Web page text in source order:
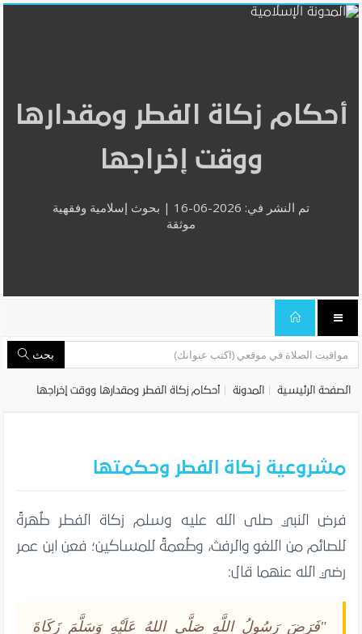
أحكام زكاة الفطر ومقدارها
ووقت إخراجها
تم النشر في: 2026-06-16 | بحوث إسلامية وفقهية
موثقة
بحث
الصفحة الرئيسية المدونة أحكام زكاة الفطر ومقدارها ووقت إخراجها
مشروعية زكاة الفطر وحكمتها
فرض النبي صلى الله عليه وسلم زكاة الفطر طُهرةً
للصائم من اللغو والرفث، وطُعمةً للمساكين؛ فعن ابن عمر
رضي الله عنهما قال:
"فَرَضَ رَسُولُ اللَّهِ صَلَّى اللهُ عَلَيْهِ وَسَلَّمَ زَكَاةَ